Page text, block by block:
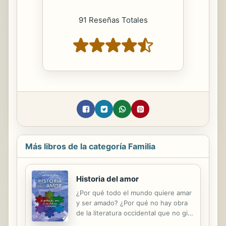
91 Reseñas Totales
Más libros de la categoría Familia
Historia del amor
¿Por qué todo el mundo quiere amar
y ser amado? ¿Por qué no hay obra
de la literatura occidental que no gire